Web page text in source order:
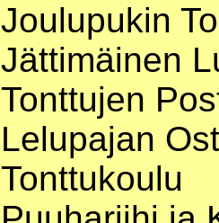
Joulupukin
Jättimäinen
Tonttujen
Lelupajan
Tonttukoulu